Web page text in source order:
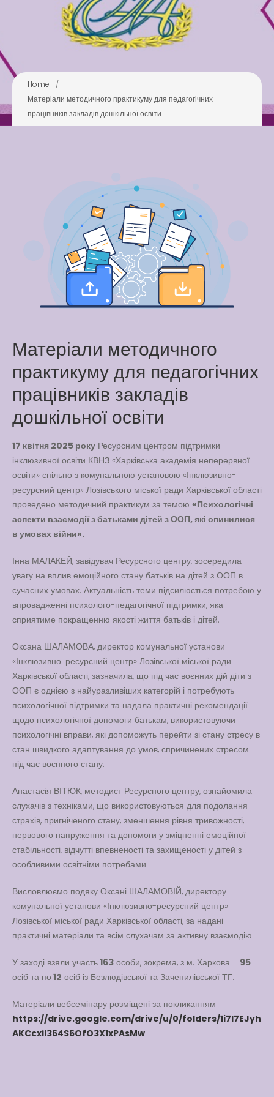
Pool
Play is Our Brain’s Favorite
Way
Kiddie
Latter match class
Swimming Lessons at New
Pool
Play is Our Brain’s Favorite
Way
Latter match class
Вакансії
Вакансії
інформація
Читати далі
Home
/
Матеріали методичного практикуму для педагогічних
працівників закладів дошкільної освіти
Матеріали методичного
практикуму для педагогічних
працівників закладів
дошкільної освіти
17 квітня 2025 року Ресурсним центром підтримки
інклюзивної освіти КВНЗ «Харківська академія неперервної
освіти» спільно з комунальною установою «Інклюзивно-
ресурсний центр» Лозівського міської ради Харківської області
проведено методичний практикум за темою «Психологічні
аспекти взаємодії з батьками дітей з ООП, які опинилися
в умовах війни».
Інна МАЛАКЕЙ, завідувач Ресурсного центру, зосередила
увагу на вплив емоційного стану батьків на дітей з ООП в
сучасних умовах. Актуальність теми підсилюється потребою у
впровадженні психолого-педагогічної підтримки, яка
сприятиме покращенню якості життя батьків і дітей.
Оксана ШАЛАМОВА, директор комунальної установи
«Інклюзивно-ресурсний центр» Лозівської міської ради
Харківської області, зазначила, що під час воєнних дій діти з
ООП є однією з найуразливіших категорій і потребують
психологічної підтримки та надала практичні рекомендації
щодо психологічної допомоги батькам, використовуючи
психологічні вправи, які допоможуть перейти зі стану стресу в
стан швидкого адаптування до умов, спричинених стресом
під час воєнного стану.
Анастасія ВІТЮК, методист Ресурсного центру, ознайомила
слухачів з техніками, що використовуються для подолання
страхів, пригніченого стану, зменшення рівня тривожності,
нервового напруження та допомоги у зміцненні емоційної
стабільності, відчутті впевненості та захищеності у дітей з
особливими освітніми потребами.
Висловлюємо подяку Оксані ШАЛАМОВІЙ, директору
комунальної установи «Інклюзивно-ресурсний центр»
Лозівської міської ради Харківської області, за надані
практичні матеріали та всім слухачам за активну взаємодію!
У заході взяли участь163 особи, зокрема, з м. Харкова – 95
осіб та по 12 осіб із Безлюдівської та Зачепилівської ТГ.
Матеріали вебсемінару розміщені за покликанням:
https://drive.google.com/drive/u/0/folders/1i7l7EJyh
AKCcxil364S6OfO3X1xPAsMw